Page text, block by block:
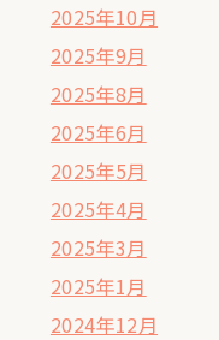
2025年10月
2025年9月
2025年8月
2025年6月
2025年5月
2025年4月
2025年3月
2025年1月
2024年12月